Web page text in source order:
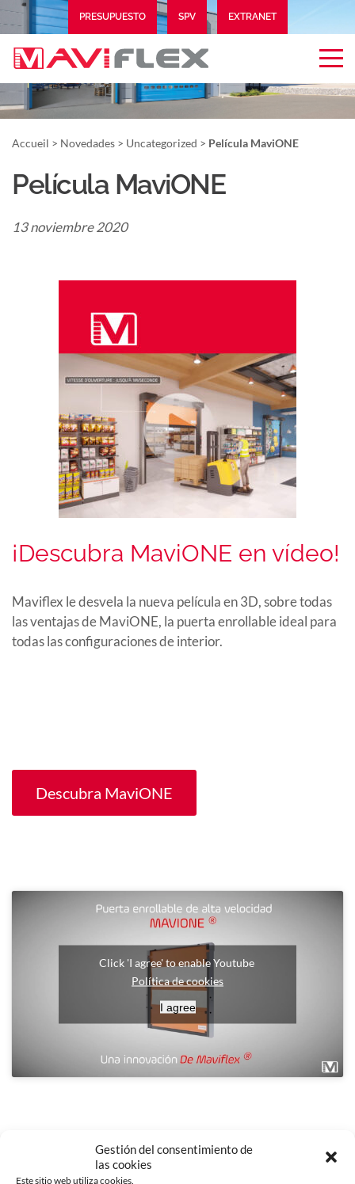
Gestión del consentimiento de
las cookies
Este sitio web utiliza cookies.
PRESUPUESTO SPV EXTRANET
Accueil > Novedades > Uncategorized > Película MaviONE
Película MaviONE
13 noviembre 2020
¡Descubra MaviONE en vídeo!
Maviflex le desvela la nueva película en 3D, sobre todas
las ventajas de MaviONE, la puerta enrollable ideal para
todas las configuraciones de interior.
Descubra MaviONE
Click 'I agree' to enable Youtube
Política de cookies
I agree
LE SAVIEZ-VOUS?